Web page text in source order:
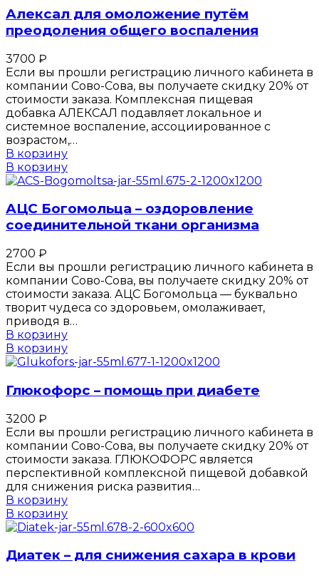
Алексал для омоложение путём
преодоления общего воспаления
3700 ₽
Если вы прошли регистрацию личного кабинета в
компании Сово-Сова, вы получаете скидку 20% от
стоимости заказа. Комплексная пищевая
добавка АЛЕКСАЛ подавляет локальное и
системное воспаление, ассоциированное с
возрастом,…
В корзину
В корзину
АЦС Богомольца – оздоровление
соединительной ткани организма
2700 ₽
Если вы прошли регистрацию личного кабинета в
компании Сово-Сова, вы получаете скидку 20% от
стоимости заказа. АЦС Богомольца — буквально
творит чудеса со здоровьем, омолаживает,
приводя в…
В корзину
В корзину
Глюкофорс – помощь при диабете
3200 ₽
Если вы прошли регистрацию личного кабинета в
компании Сово-Сова, вы получаете скидку 20% от
стоимости заказа. ГЛЮКОФОРС является
перспективной комплексной пищевой добавкой
для снижения риска развития…
В корзину
В корзину
Диатек – для снижения сахара в крови